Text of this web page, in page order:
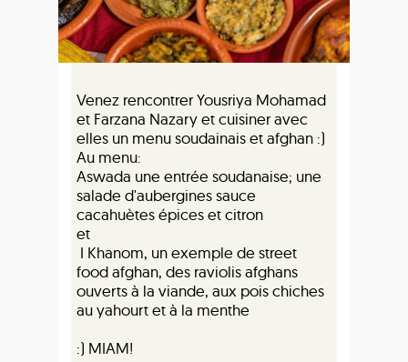
Venez rencontrer Yousriya Mohamad
et Farzana Nazary et cuisiner avec
elles un menu soudainais et afghan :)
Au menu:
Aswada une entrée soudanaise; une
salade d'aubergines sauce
cacahuètes épices et citron
et
I Khanom, un exemple de street
food afghan, des raviolis afghans
ouverts à la viande, aux pois chiches
au yahourt et à la menthe
:) MIAM!